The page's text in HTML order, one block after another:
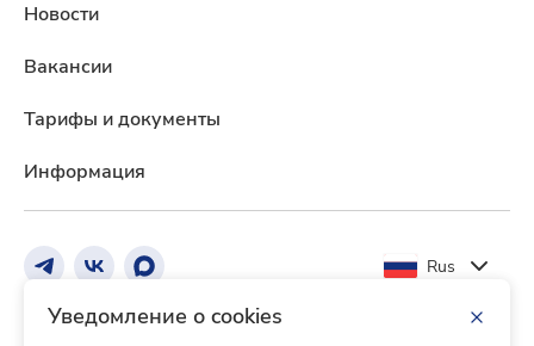
Новости
Вакансии
Тарифы и документы
Информация
Реквизиты Банка
Rus
Уведомление о cookies